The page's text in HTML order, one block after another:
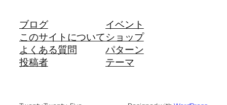
ブログ
このサイトについて
よくある質問
投稿者
イベント
ショップ
パターン
テーマ